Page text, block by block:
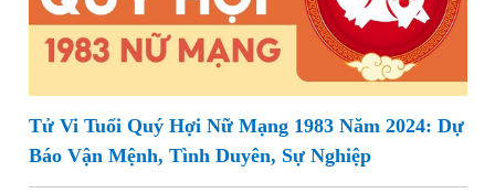
Tử Vi Tuổi Quý Hợi Nữ Mạng 1983 Năm 2024: Dự
Báo Vận Mệnh, Tình Duyên, Sự Nghiệp